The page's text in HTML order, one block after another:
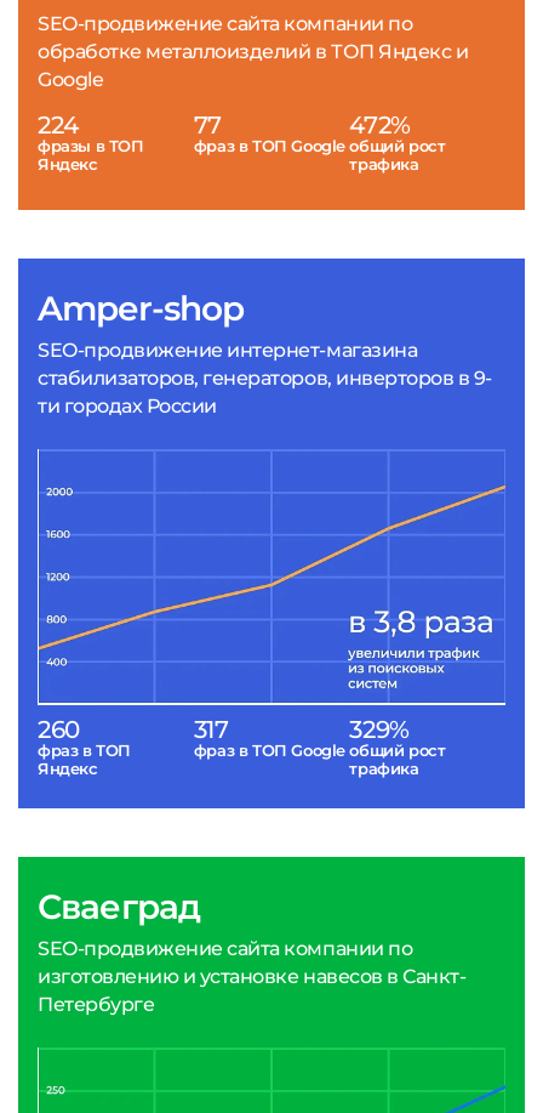
Amper-shop
SEO-продвижение интернет-магазина
стабилизаторов, генераторов, инверторов в 9-
ти городах России
260
фраз в ТОП
Яндекс
317
фраз в ТОП Google
329%
общий рост
трафика
SEO-продвижение сайта компании по
обработке металлоизделий в ТОП Яндекс и
Google
224
фразы в ТОП
Яндекс
77
фраз в ТОП Google
472%
общий рост
трафика
Сваеград
SEO-продвижение сайта компании по
изготовлению и установке навесов в Санкт-
Петербурге